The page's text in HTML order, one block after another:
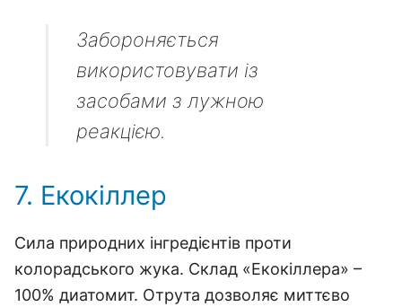
Забороняється
використовувати із
засобами з лужною
реакцією.
7. Екокіллер
Сила природних інгредієнтів проти
колорадського жука. Склад «Екокіллера» –
100% диатомит. Отрута дозволяє миттєво